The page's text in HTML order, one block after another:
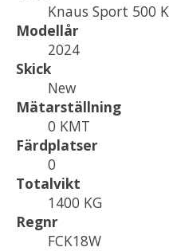
Knaus Sport 500
Modellår
2024
Skick
New
Mätarställning
0 KMT
Färdplatser
0
Totalvikt
1400 KG
Regnr
FCK18W